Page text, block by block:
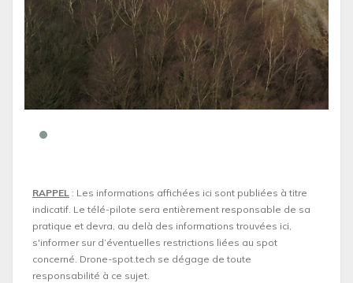
RAPPEL : Les informations affichées ici sont publiées à titre
indicatif. Le télé-pilote sera entièrement responsable de sa
pratique et devra, au delà des informations trouvées ici,
s'informer sur d’éventuelles restrictions liées au spot
concerné. Drone-spot.tech se dégage de toute
responsabilité à ce sujet.